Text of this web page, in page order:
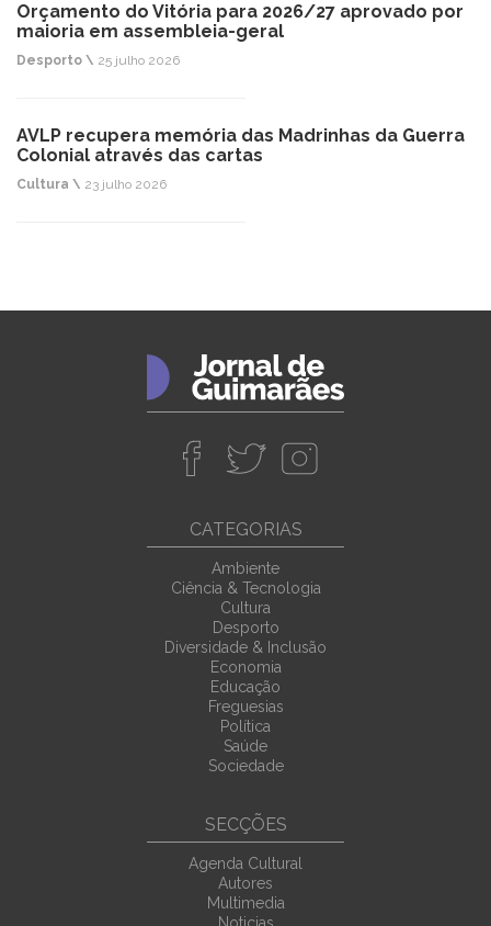
Orçamento do Vitória para 2026/27 aprovado por
maioria em assembleia-geral
Desporto \ 25 julho 2026
AVLP recupera memória das Madrinhas da Guerra
Colonial através das cartas
Cultura \ 23 julho 2026
CATEGORIAS
Ambiente
Ciência & Tecnologia
Cultura
Desporto
Diversidade & Inclusão
Economia
Educação
Freguesias
Política
Saúde
Sociedade
SECÇÕES
Agenda Cultural
Autores
Multimedia